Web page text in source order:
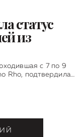
статус
из
с 7 по 9
Rho, подтвердила…